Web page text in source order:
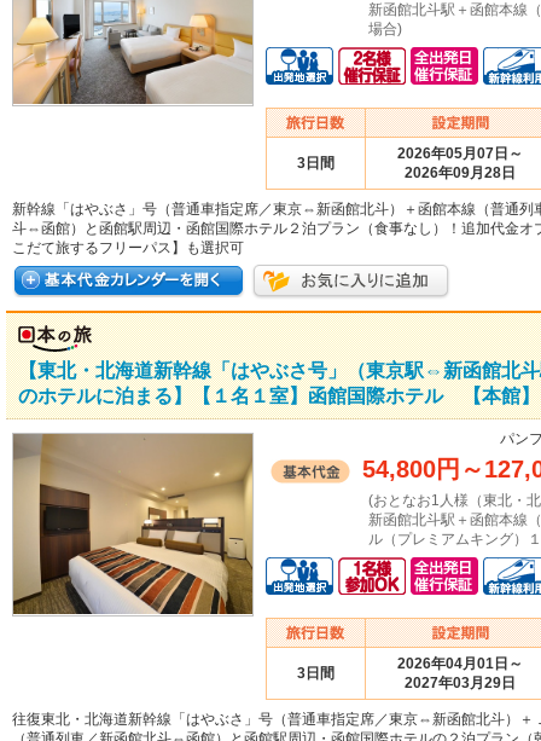
新函館北斗駅＋函館本線
場合)
3日間
2026年05月07日～
2026年09月28日
新幹線「はやぶさ」号（普通車指定席／東京⇔新函館北斗）＋函館本線（普通列
斗⇔函館）と函館駅周辺・函館国際ホテル２泊プラン（食事なし）！追加代金オ
こだて旅するフリーパス】も選択可
【東北・北海道新幹線「はやぶさ号」（東京駅⇔新函館北
のホテルに泊まる】【１名１室】函館国際ホテル 【本館
パン
54,800円 ～
(おとなお1人様（東北・
新函館北斗駅＋函館本線
ル（プレミアムキング）
3日間
2026年04月01日～
2027年03月29日
往復東北・北海道新幹線「はやぶさ」号（普通車指定席／東京⇔新函館北斗）＋